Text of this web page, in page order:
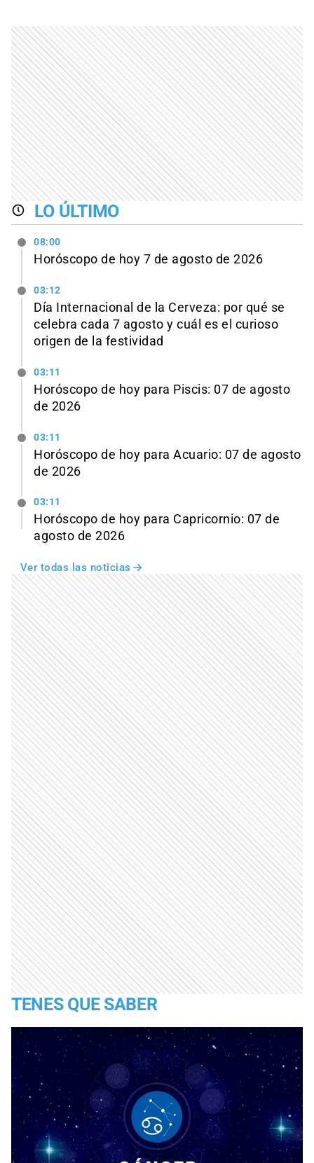
LO ÚLTIMO
08:00
Horóscopo de hoy 7 de agosto de 2026
03:12
Día Internacional de la Cerveza: por qué se
celebra cada 7 agosto y cuál es el curioso
origen de la festividad
03:11
Horóscopo de hoy para Piscis: 07 de agosto
de 2026
03:11
Horóscopo de hoy para Acuario: 07 de agosto
de 2026
03:11
Horóscopo de hoy para Capricornio: 07 de
agosto de 2026
Ver todas las noticias
TENES QUE SABER